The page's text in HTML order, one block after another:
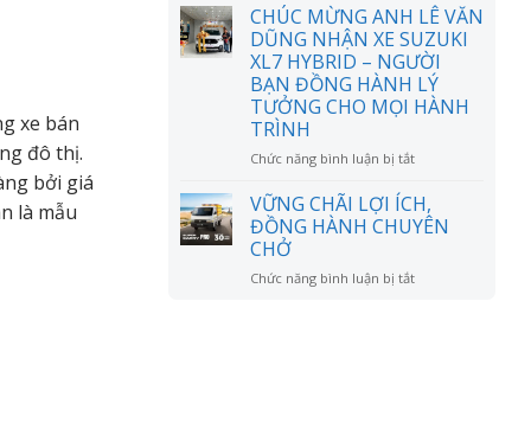
xe bán
đô thị.
bởi giá
là mẫu
tiết
kiệm
như
lời
đồn?
CHUYÊN
CHỞ
ĐÃI
MỞ
LỐI,
HÀNH
TRÌNH
RỘNG
CHÚC MỪNG ANH LÊ VĂN
DŨNG NHẬN XE SUZUKI
XL7 HYBRID – NGƯỜI
BẠN ĐỒNG HÀNH LÝ
TƯỞNG CHO MỌI HÀNH
TRÌNH
Chức năng bình luận bị tắtở
MỪNG
ANH
LÊ
DŨNG
VỮNG CHÃI LỢI ÍCH,
ĐỒNG HÀNH CHUYÊN
CHỞ
Chức năng bình luận bị tắtở